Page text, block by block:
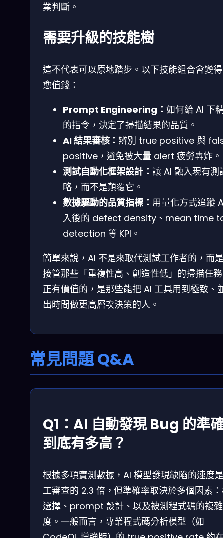
業判斷。
需要升級的技能樹
這不代表可以原地踏步。以下技能組合會變
愈值錢：
Prompt Engineering： 如何給 AI 下
的指令，決定了掃描結果的品質。
AI 結果審核： 辨別 true positive 與
positive，避免被大量 alert 疲勞轟炸。
測試自動化框架設計： 讓 AI 融入現有測
略，而不是顛覆它。
數據驅動的品質指標： 用量化方式追蹤
入後的 defect density、mean time
detection 等 KPI。
簡單來說，AI 不是來取代測試工作者的，而
接管那些「重複性高、創造性低」的掃描任
正有價值的，是那些能把 AI 工具用到極致、
出時間做更高層次決策的人。
常見問題 Q&A
Q1：AI 自動發現 Bug 的準
到底有多高？
根據多項實測數據，AI 模型發現缺陷的速度
工審查的 2.3 倍，但準確率取決於多個因素
選擇、prompt 設計、以及被測程式碼的複雜
度。一般而言，專業程式碼分析模型（如